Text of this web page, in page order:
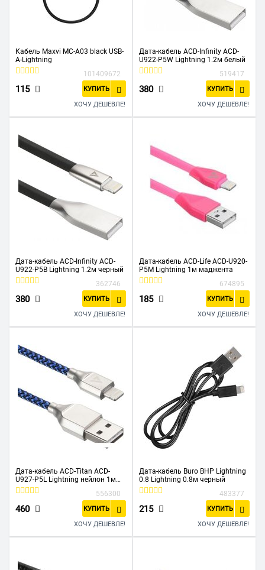
Кабель Maxvi MC-A03 black USB-
A-Lightning
101409672
115 КУПИТЬ
ХОЧУ ДЕШЕВЛЕ!
Дата-кабель ACD-Infinity ACD-
U922-P5W Lightning 1.2м белый
519417
380 КУПИТЬ
ХОЧУ ДЕШЕВЛЕ!
Дата-кабель ACD-Infinity ACD-
U922-P5B Lightning 1.2м черный
362746
380 КУПИТЬ
ХОЧУ ДЕШЕВЛЕ!
Дата-кабель ACD-Life ACD-U920-
P5M Lightning 1м маджента
674895
185 КУПИТЬ
ХОЧУ ДЕШЕВЛЕ!
Дата-кабель ACD-Titan ACD-
U927-P5L Lightning нейлон 1м
сине-черный
556300
460 КУПИТЬ
ХОЧУ ДЕШЕВЛЕ!
Дата-кабель Buro BHP Lightning
0.8 Lightning 0.8м черный
483377
215 КУПИТЬ
ХОЧУ ДЕШЕВЛЕ!